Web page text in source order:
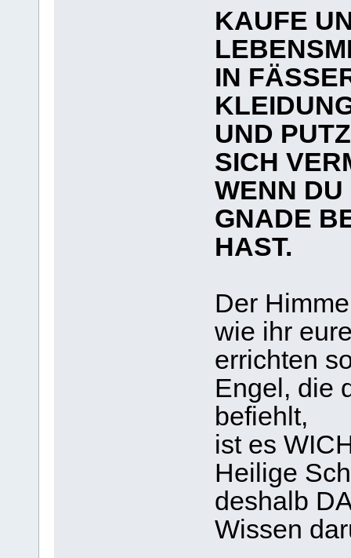
KAUFE
IN
UND
SICH
WENN DU
GNADE
HAST.
Der
wie ihr
errichten
Engel, die
befiehlt,
ist es
Heilige
deshalb
Wissen